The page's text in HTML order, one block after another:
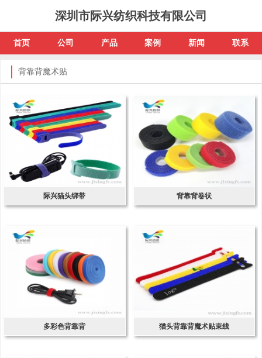
深圳市际兴纺织科技有限公司
首页 公司 产品 案例 新闻 联系
背靠背魔术贴
际兴猫头绑带 背靠背卷状
多彩色背靠背 猫头背靠背魔术贴束线